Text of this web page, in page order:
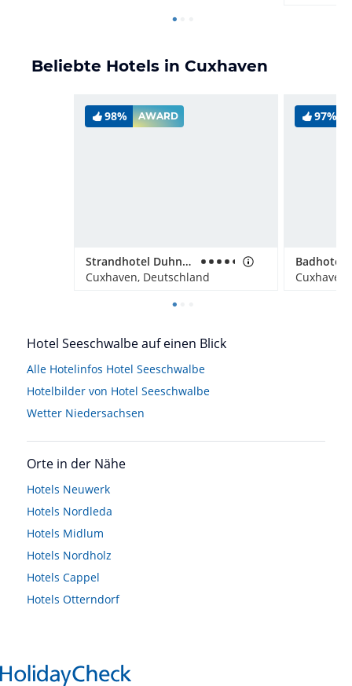
Beliebte Hotels in Cuxhaven
98% AWARD
Strandhotel Duhnen / Aparthotel Kamp
Cuxhaven, Deutschland
97%
Hotel Seeschwalbe auf einen Blick
Alle Hotelinfos Hotel Seeschwalbe
Hotelbilder von Hotel Seeschwalbe
Wetter Niedersachsen
Orte in der Nähe
Hotels Neuwerk
Hotels Nordleda
Hotels Midlum
Hotels Nordholz
Hotels Cappel
Hotels Otterndorf